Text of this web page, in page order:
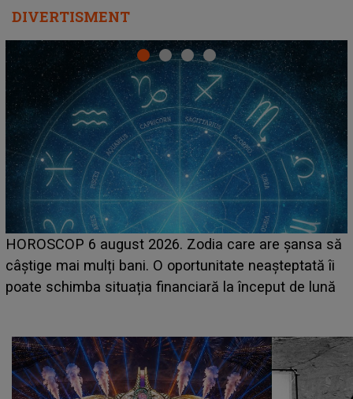
DIVERTISMENT
LINE-UP UNTOLD ONE, prima zi. Cine sunt artiștii
care deschid festivalul și de la ce ore au loc cele mai
așteptate concerte pe scena principală?